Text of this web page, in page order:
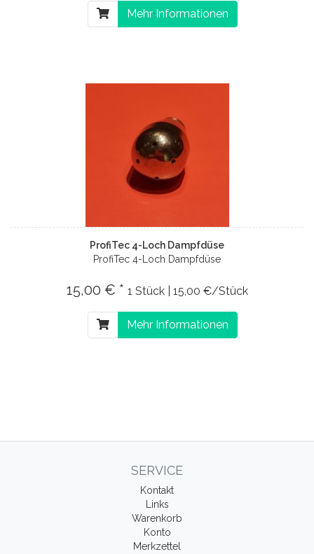
Mehr Informationen
ProfiTec 4-Loch Dampfdüse
ProfiTec 4-Loch Dampfdüse
15,00 € * 1 Stück | 15,00 €/Stück
Mehr Informationen
SERVICE
Kontakt
Links
Warenkorb
Konto
Merkzettel